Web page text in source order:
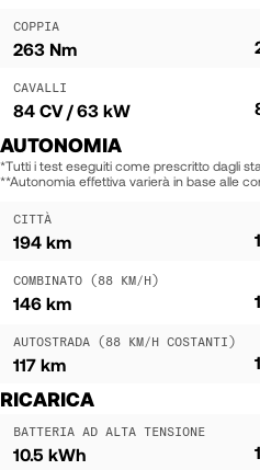
COPPIA
263 Nm
CAVALLI
84 CV / 63 kW
AUTONOMIA
*Tutti i test eseguiti come prescritto dagli
**Autonomia effettiva varierà in base alle
CITTÀ
194 km
COMBINATO (88 KM/H)
146 km
AUTOSTRADA (88 KM/H COSTANTI)
117 km
RICARICA
BATTERIA AD ALTA TENSIONE
10.5 kWh